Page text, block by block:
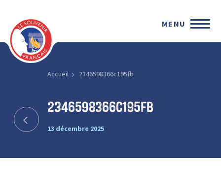
MENU
Accueil 2346598366c195fb
2346598366c195fb
13 décembre 2025